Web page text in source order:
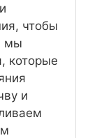
чтобы
мы
которые
и